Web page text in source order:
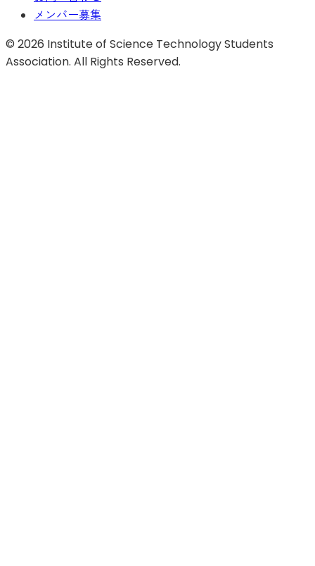
メンバー募集
© 2026 Institute of Science Technology Students
Association. All Rights Reserved.